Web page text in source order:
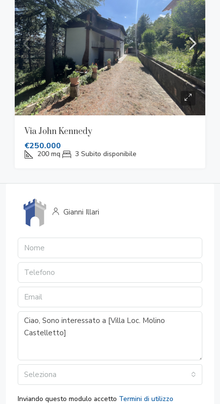
Via John Kennedy
€250.000
200 mq 3 Subito disponibile
Gianni Illari
Seleziona
Inviando questo modulo accetto Termini di utilizzo